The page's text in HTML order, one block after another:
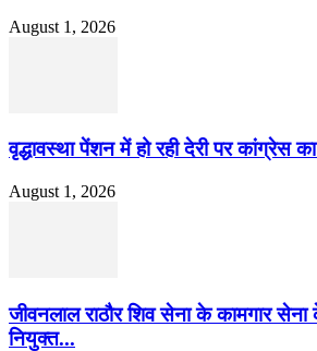
August 1, 2026
वृद्धावस्था पेंशन में हो रही देरी पर कांग्रेस
August 1, 2026
जीवनलाल राठौर शिव सेना के कामगार
नियुक्त...